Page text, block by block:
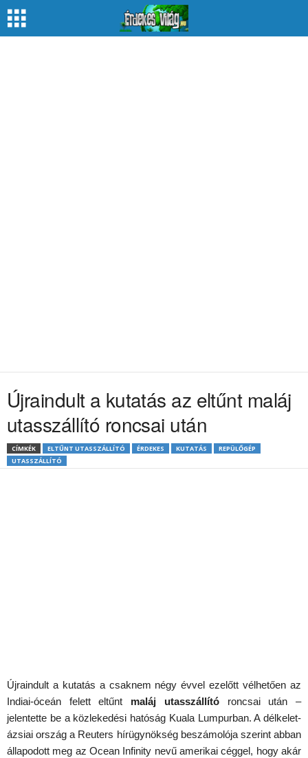
Újraindult a kutatás az eltűnt maláj
utasszállító roncsai után
CÍMKÉK ELTŰNT UTASSZÁLLÍTÓ ÉRDEKES KUTATÁS
REPÜLŐGÉP
UTASSZÁLLÍTÓ
Újraindult a kutatás a csaknem négy évvel ezelőtt vélhetően az
Indiai-óceán felett eltűnt maláj utasszállítóroncsai után –
jelentette be a közlekedési hatóság Kuala Lumpurban. A délkelet-
ázsiai ország a Reuters hírügynökség beszámolója szerint abban
állapodott meg az Ocean Infinity nevű amerikai céggel, hogy akár